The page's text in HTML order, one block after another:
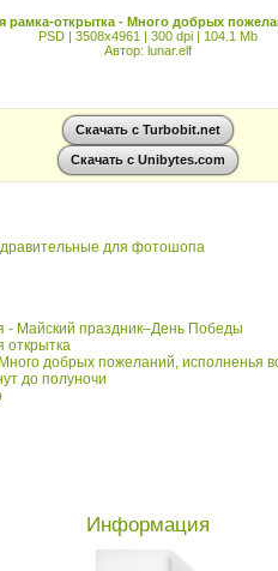
рамка-открытка - Много добрых
PSD | 3508х4961 | 300 dpi | 104.1 Mb
Автор: lunar.elf
Скачать с Turbobit.net
Скачать с Unibytes.com
для фотошопа
- Майский праздник–День Победы
открытка
добрых пожеланий, исполненья
до полуночи
Информация